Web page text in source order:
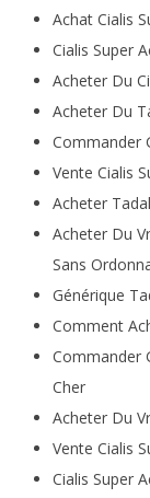
Achat Cialis
Cialis Super
Acheter Du
Acheter Du
Commander
Vente Cialis
Acheter
Acheter Du
Sans
Générique
Comment
Commander
Cher
Acheter Du
Vente Cialis
Cialis Super